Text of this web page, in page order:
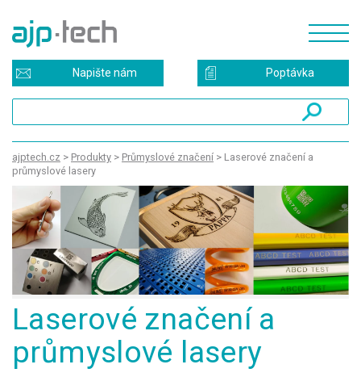
Poptávka
Napište nám
ajptech.cz > Produkty > Průmyslové značení > Laserové značení a
průmyslové lasery
Laserové značení a
průmyslové lasery